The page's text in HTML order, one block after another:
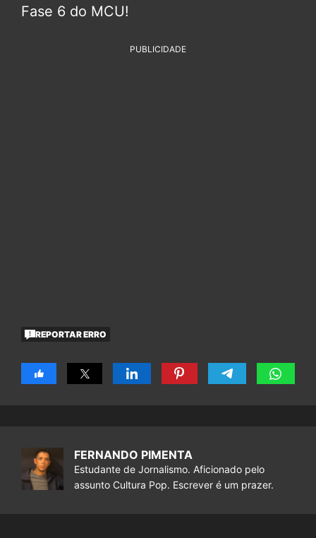
Fase 6 do MCU!
PUBLICIDADE
REPORTAR ERRO
FERNANDO PIMENTA
Estudante de Jornalismo. Aficionado pelo
assunto Cultura Pop. Escrever é um prazer.